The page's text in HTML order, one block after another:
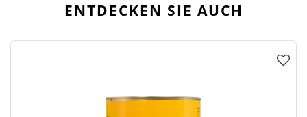
ENTDECKEN SIE AUCH